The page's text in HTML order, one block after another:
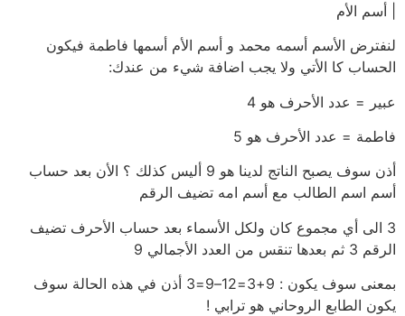
| أسم الأم
لنفترض الأسم أسمه محمد و أسم الأم أسمها فاطمة فيكون
الحساب كا الأتي ولا يجب اضافة شيء من عندك:
عبير = عدد الأحرف هو 4
فاطمة = عدد الأحرف هو 5
أذن سوف يصبح الناتج لدينا هو 9 أليس كذلك ؟ الأن بعد حساب
أسم اسم الطالب مع أسم امه تضيف الرقم
3 الى أي مجموع كان ولكل الأسماء بعد حساب الأحرف تضيف
الرقم 3 ثم بعدها تنقس من العدد الأجمالي 9
بمعنى سوف يكون : 9+3=12–9=3 أذن في هذه الحالة سوف
يكون الطابع الروحاني هو ترابي !